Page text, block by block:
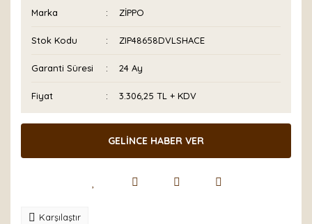
Marka ZİPPO
Stok Kodu ZIP48658DVLSHACE
Garanti Süresi 24 Ay
Fiyat 3.306,25 TL + KDV
GELİNCE HABER VER
Karşılaştır